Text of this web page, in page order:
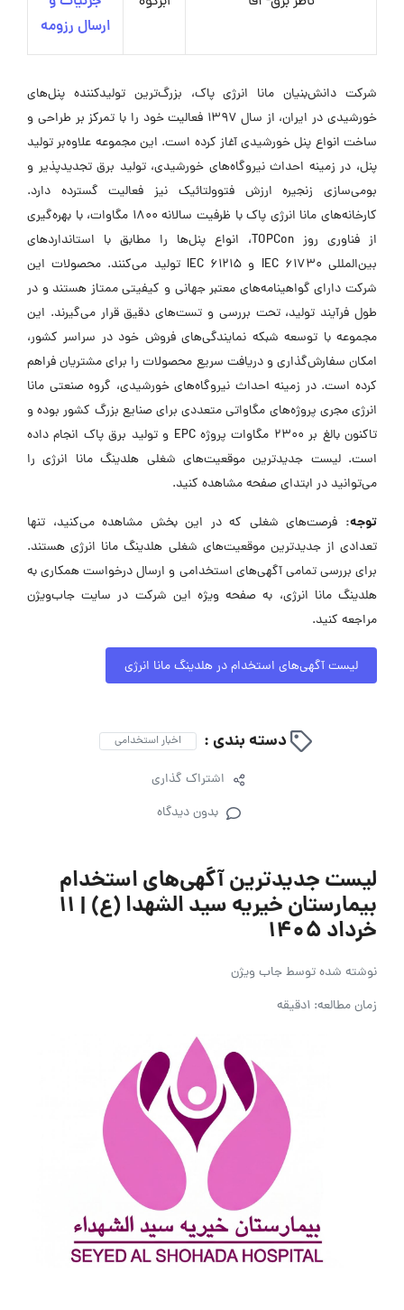
ارسال رزومه
شرکت دانش‌بنیان مانا انرژی پاک، بزرگ‌ترین تولیدکننده پنل‌های
خورشیدی در ایران، از سال ۱۳۹۷ فعالیت خود را با تمرکز بر طراحی و
ساخت انواع پنل خورشیدی آغاز کرده است. این مجموعه علاوه‌بر تولید
پنل، در زمینه احداث نیروگاه‌های خورشیدی، تولید برق تجدیدپذیر و
بومی‌سازی زنجیره ارزش فتوولتائیک نیز فعالیت گسترده دارد.
کارخانه‌های مانا انرژی پاک با ظرفیت سالانه ۱۸۰۰ مگاوات، با بهره‌گیری
از فناوری روز TOPCon، انواع پنل‌ها را مطابق با استانداردهای
بین‌المللی IEC 61730 و IEC 61215 تولید می‌کنند. محصولات این
شرکت دارای گواهینامه‌های معتبر جهانی و کیفیتی ممتاز هستند و در
طول فرآیند تولید، تحت بررسی و تست‌های دقیق قرار می‌گیرند. این
مجموعه با توسعه شبکه نمایندگی‌های فروش خود در سراسر کشور،
امکان سفارش‌گذاری و دریافت سریع محصولات را برای مشتریان فراهم
کرده است. در زمینه احداث نیروگاه‌های خورشیدی، گروه صنعتی مانا
انرژی مجری پروژه‌های مگاواتی متعددی برای صنایع بزرگ کشور بوده و
تاکنون بالغ بر ۲۳۰۰ مگاوات پروژه EPC و تولید برق پاک انجام داده
است. لیست جدیدترین موقعیت‌های شغلی هلدینگ مانا انرژی را
می‌توانید در ابتدای صفحه مشاهده کنید.
توجه: فرصت‌های شغلی که در این بخش مشاهده می‌کنید، تنها
تعدادی از جدیدترین موقعیت‌های شغلی هلدینگ مانا انرژی هستند.
برای بررسی تمامی آگهی‌های استخدامی و ارسال درخواست همکاری به
هلدینگ مانا انرژی، به صفحه ویژه این شرکت در سایت جاب‌ویژن
مراجعه کنید.
لیست آگهی‌های استخدام در هلدینگ مانا انرژی
دسته بندی : اخبار استخدامی
اشتراک گذاری
بدون دیدگاه
لیست جدیدترین آگهی‌های استخدام
بیمارستان خیریه سید الشهدا (ع) | ۱۱
خرداد ۱۴۰۵
نوشته شده توسطجاب ویژن
زمان مطالعه: 1دقیقه